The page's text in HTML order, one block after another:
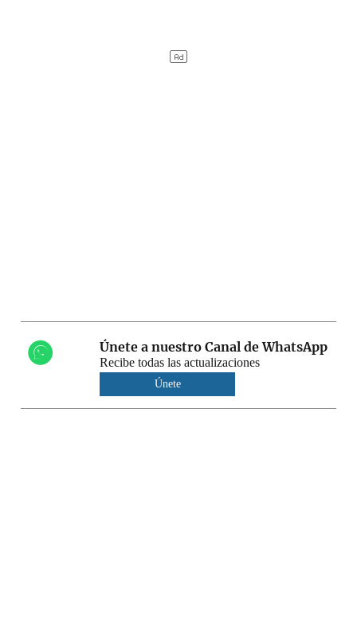
Únete a nuestro Canal de WhatsApp
Recibe todas las actualizaciones
Únete